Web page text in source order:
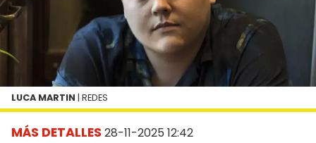
MÁS DETALLES 28-11-2025 12:42
LUCA MARTIN | REDES